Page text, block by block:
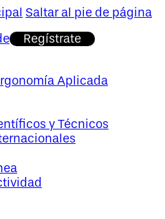
Saltar al pie de página
Regístrate
Aplicada
y Técnicos